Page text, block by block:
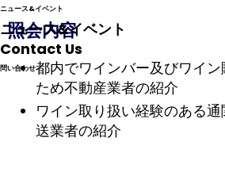
ニュース&イベント
ニュース&イベント
Contact Us
問い合わせ
照会内容
都内でワインバー及びワイ
ため不動産業者の紹介
ワイン取り扱い経験のある
送業者の紹介